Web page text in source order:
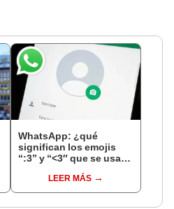
WhatsApp: ¿qué
significan los emojis
“:3” y “<3″ que se usan
LEER MÁS